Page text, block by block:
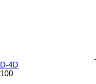
D-4D
100